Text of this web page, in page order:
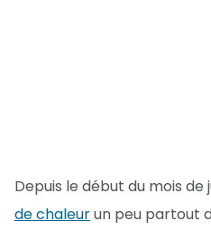
Depuis le début du mois de
de chaleurun peu partout